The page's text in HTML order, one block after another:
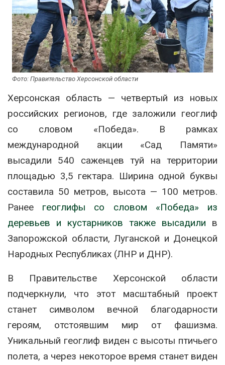
Фото: Правительство Херсонской области
Херсонская область — четвертый из новых
российских регионов, где заложили геоглиф
со словом «Победа». В рамках
международной акции «Сад Памяти»
высадили 540 саженцев туй на территории
площадью 3,5 гектара. Ширина одной буквы
составила 50 метров, высота — 100 метров.
Ранее геоглифы со словом «Победа» из
деревьев и кустарников также высадили в
Запорожской области, Луганской и Донецкой
Народных Республиках (ЛНР и ДНР).
В Правительстве Херсонской области
подчеркнули, что этот масштабный проект
станет символом вечной благодарности
героям, отстоявшим мир от фашизма.
Уникальный геоглиф виден с высоты птичьего
полета, а через некоторое время станет виден